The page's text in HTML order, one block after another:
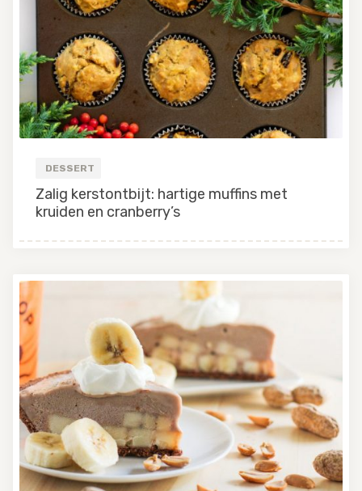
DESSERT
Zalig kerstontbijt: hartige muffins met
kruiden en cranberry’s